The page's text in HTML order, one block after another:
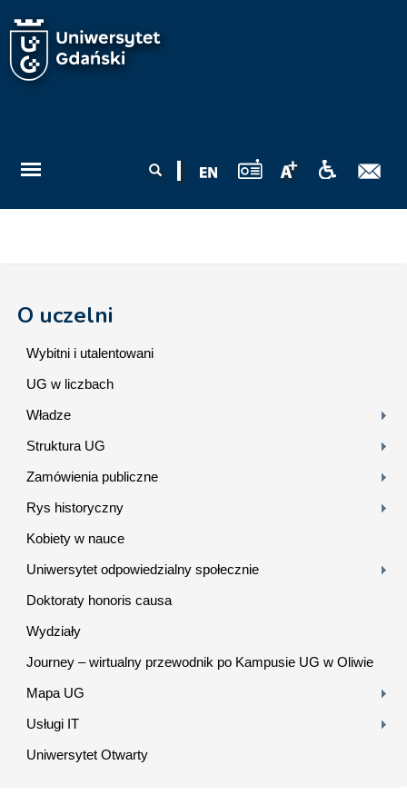
wyszukiwania
O uczelni
Wybitni i utalentowani
UG w liczbach
Władze
Struktura UG
Zamówienia publiczne
Rys historyczny
Kobiety w nauce
Uniwersytet odpowiedzialny społecznie
Doktoraty honoris causa
Wydziały
Journey – wirtualny przewodnik po Kampusie UG w Oliwie
Mapa UG
Usługi IT
Uniwersytet Otwarty